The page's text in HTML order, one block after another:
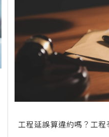
工程延誤算違約嗎？工